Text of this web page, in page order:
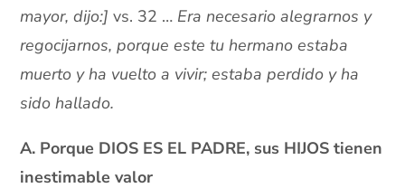
mayor, dijo:]vs. 32 … Era necesario alegrarnos y
regocijarnos, porque este tu hermano estaba
muerto y ha vuelto a vivir; estaba perdido y ha
sido hallado.
A. Porque DIOS ES EL PADRE, sus HIJOS tienen
inestimable valor